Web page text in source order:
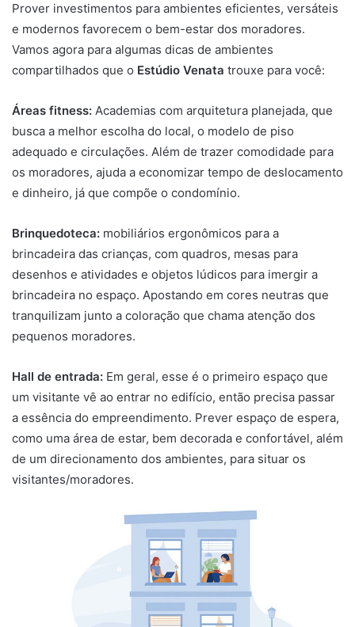
Prover investimentos para ambientes eficientes, versáteis
e modernos favorecem o bem-estar dos moradores.
Vamos agora para algumas dicas de ambientes
compartilhados que o Estúdio Venata trouxe para você:
Áreas fitness: Academias com arquitetura planejada, que
busca a melhor escolha do local, o modelo de piso
adequado e circulações. Além de trazer comodidade para
os moradores, ajuda a economizar tempo de deslocamento
e dinheiro, já que compõe o condomínio.
Brinquedoteca: mobiliários ergonômicos para a
brincadeira das crianças, com quadros, mesas para
desenhos e atividades e objetos lúdicos para imergir a
brincadeira no espaço. Apostando em cores neutras que
tranquilizam junto a coloração que chama atenção dos
pequenos moradores.
Hall de entrada: Em geral, esse é o primeiro espaço que
um visitante vê ao entrar no edifício, então precisa passar
a essência do empreendimento. Prever espaço de espera,
como uma área de estar, bem decorada e confortável, além
de um direcionamento dos ambientes, para situar os
visitantes/moradores.